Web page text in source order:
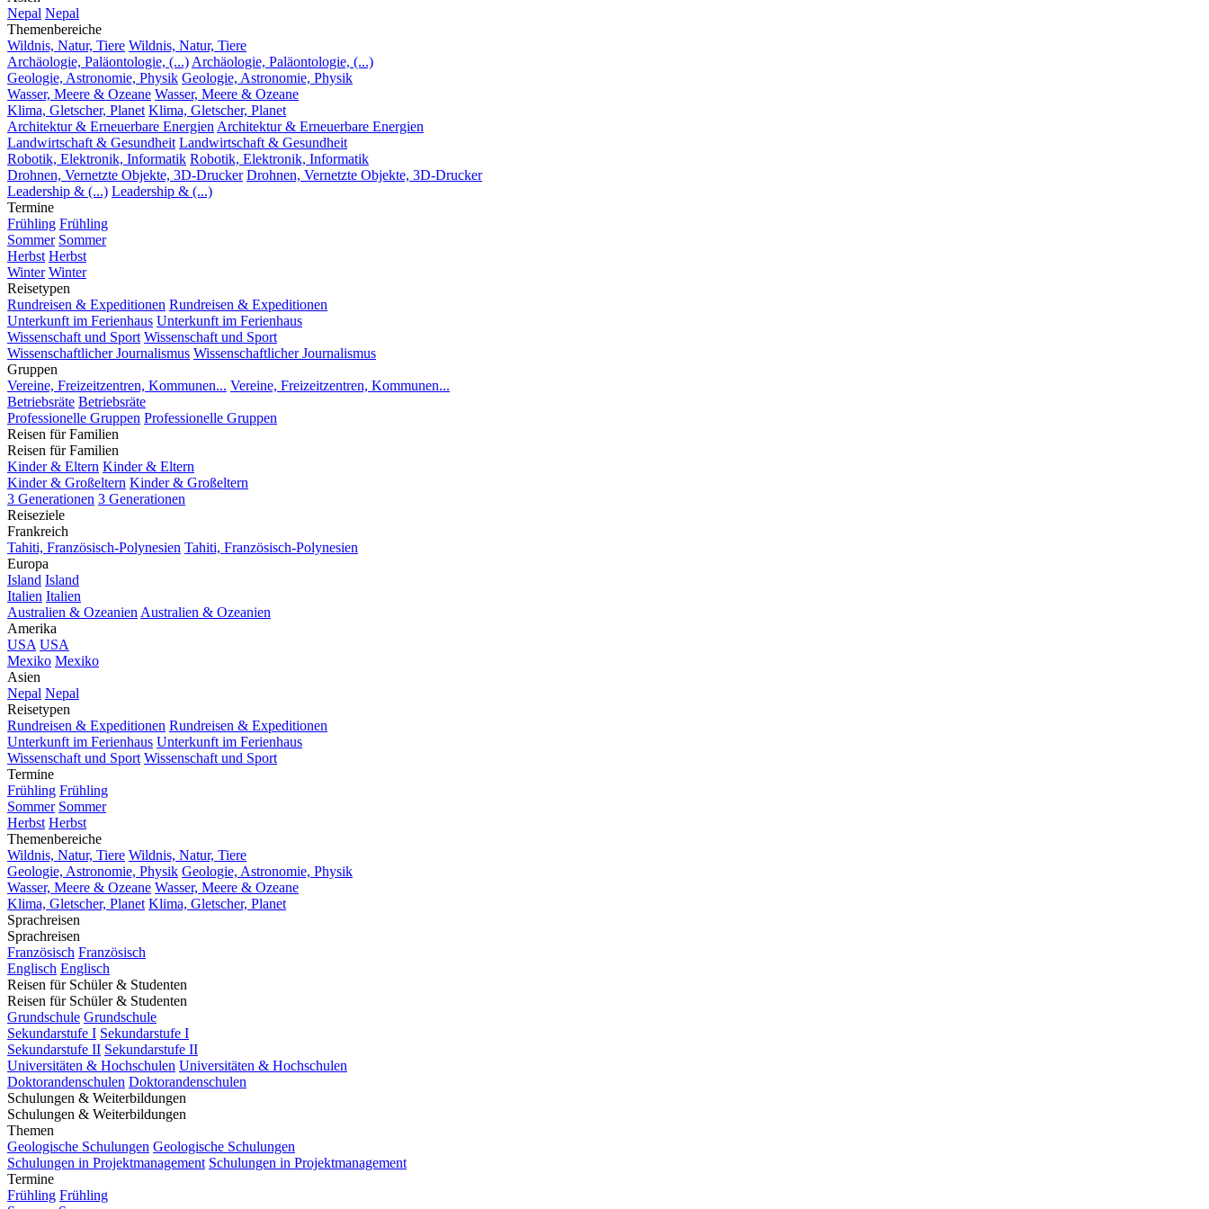
Nepal Nepal
Themenbereiche
Wildnis, Natur, Tiere Wildnis, Natur, Tiere
Archäologie, Paläontologie, (...) Archäologie, Paläontologie, (...)
Geologie, Astronomie, Physik Geologie, Astronomie, Physik
Wasser, Meere & Ozeane Wasser, Meere & Ozeane
Klima, Gletscher, Planet Klima, Gletscher, Planet
Architektur & Erneuerbare Energien Architektur & Erneuerbare Energien
Landwirtschaft & Gesundheit Landwirtschaft & Gesundheit
Robotik, Elektronik, Informatik Robotik, Elektronik, Informatik
Drohnen, Vernetzte Objekte, 3D-Drucker Drohnen, Vernetzte Objekte, 3D-Drucker
Leadership & (...) Leadership & (...)
Termine
Frühling Frühling
Sommer Sommer
Herbst Herbst
Winter Winter
Reisetypen
Rundreisen & Expeditionen Rundreisen & Expeditionen
Unterkunft im Ferienhaus Unterkunft im Ferienhaus
Wissenschaft und Sport Wissenschaft und Sport
Wissenschaftlicher Journalismus Wissenschaftlicher Journalismus
Gruppen
Vereine, Freizeitzentren, Kommunen... Vereine, Freizeitzentren, Kommunen...
Betriebsräte Betriebsräte
Professionelle Gruppen Professionelle Gruppen
Reisen für Familien
Reisen für Familien
Kinder & Eltern Kinder & Eltern
Kinder & Großeltern Kinder & Großeltern
3 Generationen 3 Generationen
Reiseziele
Frankreich
Tahiti, Französisch-Polynesien Tahiti, Französisch-Polynesien
Europa
Island Island
Italien Italien
Australien & Ozeanien Australien & Ozeanien
Amerika
USA USA
Mexiko Mexiko
Asien
Nepal Nepal
Reisetypen
Rundreisen & Expeditionen Rundreisen & Expeditionen
Unterkunft im Ferienhaus Unterkunft im Ferienhaus
Wissenschaft und Sport Wissenschaft und Sport
Termine
Frühling Frühling
Sommer Sommer
Herbst Herbst
Themenbereiche
Wildnis, Natur, Tiere Wildnis, Natur, Tiere
Geologie, Astronomie, Physik Geologie, Astronomie, Physik
Wasser, Meere & Ozeane Wasser, Meere & Ozeane
Klima, Gletscher, Planet Klima, Gletscher, Planet
Sprachreisen
Sprachreisen
Französisch Französisch
Englisch Englisch
Reisen für Schüler & Studenten
Reisen für Schüler & Studenten
Grundschule Grundschule
Sekundarstufe I Sekundarstufe I
Sekundarstufe II Sekundarstufe II
Universitäten & Hochschulen Universitäten & Hochschulen
Doktorandenschulen Doktorandenschulen
Schulungen & Weiterbildungen
Schulungen & Weiterbildungen
Themen
Geologische Schulungen Geologische Schulungen
Schulungen in Projektmanagement Schulungen in Projektmanagement
Termine
Frühling Frühling